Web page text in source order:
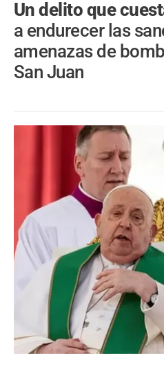
Un delito que
a endurecer las
amenazas de
San Juan